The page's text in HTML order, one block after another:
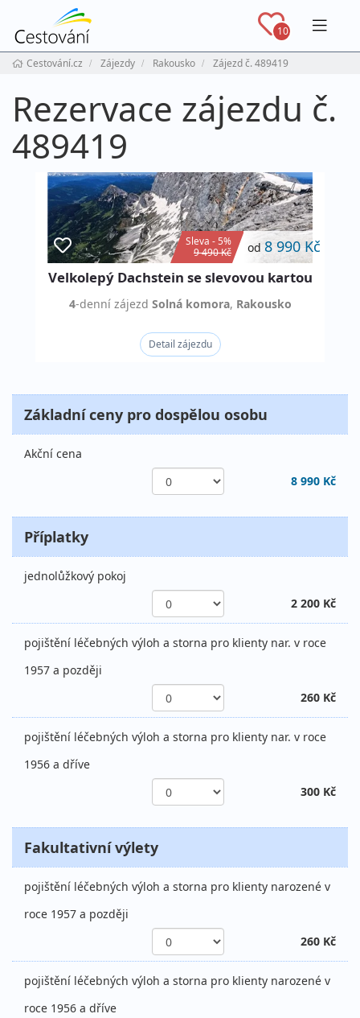
10
Cestování.cz Zájezdy Rakousko Zájezd č. 489419
Rezervace zájezdu č.
489419
Sleva - 5%
9 490 Kč
od 8 990 Kč
Velkolepý Dachstein se slevovou kartou
4-dennízájezd Solná komora, Rakousko
Detail zájezdu
Základní ceny pro dospělou osobu
Akční cena
8 990 Kč
Příplatky
jednolůžkový pokoj
2 200 Kč
pojištění léčebných výloh a storna pro klienty nar. v roce
1957 a později
260 Kč
pojištění léčebných výloh a storna pro klienty nar. v roce
1956 a dříve
300 Kč
Fakultativní výlety
pojištění léčebných výloh a storna pro klienty narozené v
roce 1957 a později
260 Kč
pojištění léčebných výloh a storna pro klienty narozené v
roce 1956 a dříve